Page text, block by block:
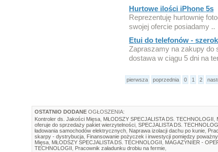
Hurtowe ilości iPhone 5s
Reprezentuję hurtownię
swojej ofercie posiadamy ..
Etui do telefonów -
Zapraszamy na zakupy do
dostawa w ciągu 5 dni na
pierwsza poprzednia 0 1 2
OSTATNIO DODANE OGŁOSZENIA:
Kontroler ds. Jakości Mięsa MŁODSZY SPECJALISTA DS. TECHNOLOGII
oferuje do sprzedaży pakiet wierzytelności SPECJALISTA DS.
ładowania samochodów elektrycznych Naprawa izolacji dachu po kunie
skarpy - dystrybucja
Finansowanie pożyczek i inwestycji pomiędzy
Mięsa MŁODSZY SPECJALISTA DS. TECHNOLOGII
MAGAZYNIER -
TECHNOLOGII
Pracownik załadunku drobiu na fermie